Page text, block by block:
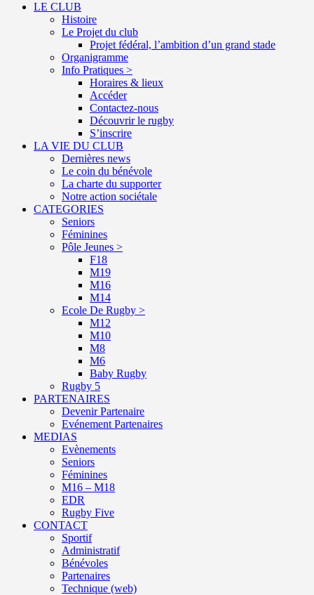
LE CLUB
Histoire
Le Projet du club
Projet fédéral, l’ambition d’un grand stade
Organigramme
Info Pratiques >
Horaires & lieux
Accéder
Contactez-nous
Découvrir le rugby
S’inscrire
LA VIE DU CLUB
Dernières news
Le coin du bénévole
La charte du supporter
Notre action sociétale
CATEGORIES
Seniors
Féminines
Pôle Jeunes >
F18
M19
M16
M14
Ecole De Rugby >
M12
M10
M8
M6
Baby Rugby
Rugby 5
PARTENAIRES
Devenir Partenaire
Evénement Partenaires
MEDIAS
Evènements
Seniors
Féminines
M16 – M18
EDR
Rugby Five
CONTACT
Sportif
Administratif
Bénévoles
Partenaires
Technique (web)